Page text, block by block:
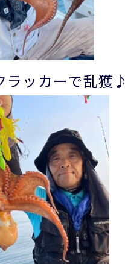
ラッカーで乱獲♪